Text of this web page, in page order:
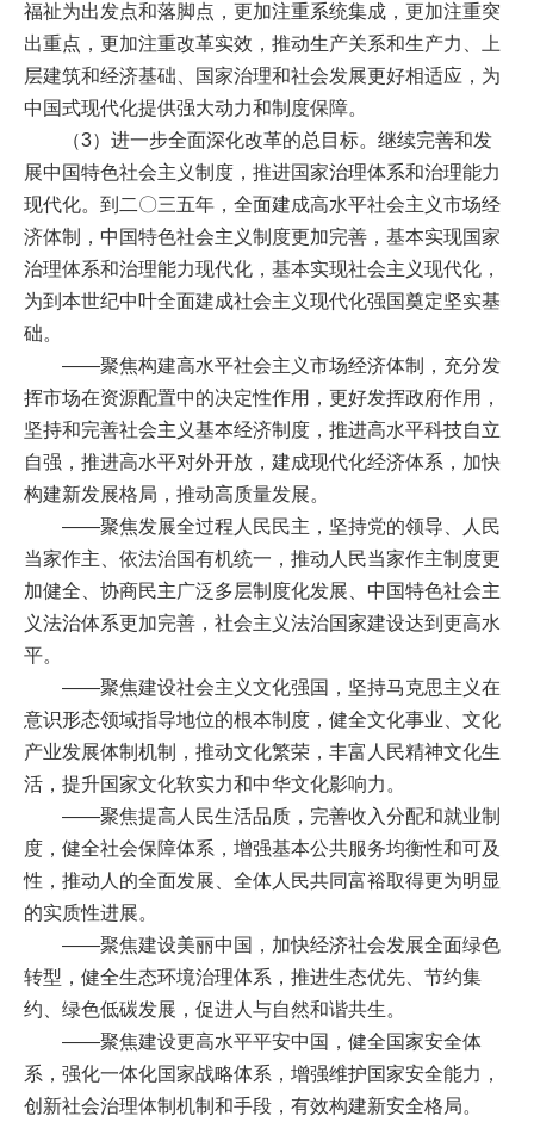
福祉为出发点和落脚点，更加注重系统集成，更加注重突
出重点，更加注重改革实效，推动生产关系和生产力、上
层建筑和经济基础、国家治理和社会发展更好相适应，为
中国式现代化提供强大动力和制度保障。
（3）进一步全面深化改革的总目标。继续完善和发
展中国特色社会主义制度，推进国家治理体系和治理能力
现代化。到二〇三五年，全面建成高水平社会主义市场经
济体制，中国特色社会主义制度更加完善，基本实现国家
治理体系和治理能力现代化，基本实现社会主义现代化，
为到本世纪中叶全面建成社会主义现代化强国奠定坚实基
础。
——聚焦构建高水平社会主义市场经济体制，充分发
挥市场在资源配置中的决定性作用，更好发挥政府作用，
坚持和完善社会主义基本经济制度，推进高水平科技自立
自强，推进高水平对外开放，建成现代化经济体系，加快
构建新发展格局，推动高质量发展。
——聚焦发展全过程人民民主，坚持党的领导、人民
当家作主、依法治国有机统一，推动人民当家作主制度更
加健全、协商民主广泛多层制度化发展、中国特色社会主
义法治体系更加完善，社会主义法治国家建设达到更高水
平。
——聚焦建设社会主义文化强国，坚持马克思主义在
意识形态领域指导地位的根本制度，健全文化事业、文化
产业发展体制机制，推动文化繁荣，丰富人民精神文化生
活，提升国家文化软实力和中华文化影响力。
——聚焦提高人民生活品质，完善收入分配和就业制
度，健全社会保障体系，增强基本公共服务均衡性和可及
性，推动人的全面发展、全体人民共同富裕取得更为明显
的实质性进展。
——聚焦建设美丽中国，加快经济社会发展全面绿色
转型，健全生态环境治理体系，推进生态优先、节约集
约、绿色低碳发展，促进人与自然和谐共生。
——聚焦建设更高水平平安中国，健全国家安全体
系，强化一体化国家战略体系，增强维护国家安全能力，
创新社会治理体制机制和手段，有效构建新安全格局。